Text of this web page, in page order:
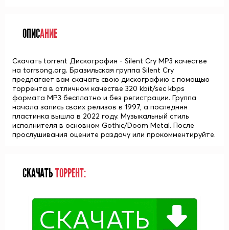
ОПИСАНИЕ
Скачать torrent Дискография - Silent Cry MP3 качестве
на torrsong.org. Бразильская группа Silent Cry
предлагает вам скачать свою дискографию с помощью
торрента в отличном качестве 320 kbit/sec kbps
формата MP3 бесплатно и без регистрации. Группа
начала запись своих релизов в 1997, а последняя
пластинка вышла в 2022 году. Музыкальный стиль
исполнителя в основном Gothic/Doom Metal. После
прослушивания оцените раздачу или прокомментируйте.
СКАЧАТЬТОРРЕНТ: